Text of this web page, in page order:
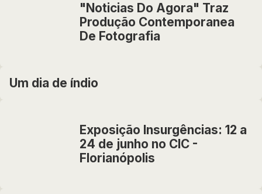
"Noticias Do Agora" Traz
Produção Contemporanea
De Fotografia
Um dia de índio
Exposição Insurgências: 12 a
24 de junho no CIC -
Florianópolis